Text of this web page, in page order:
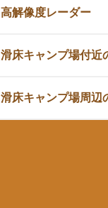
高解像度レーダー
滑床キャンプ場付近
滑床キャンプ場周辺